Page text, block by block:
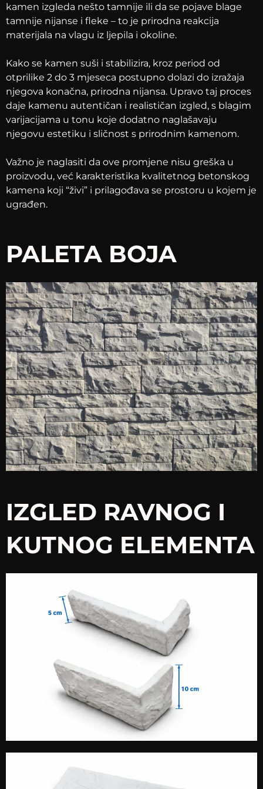
kamen izgleda nešto tamnije ili da se pojave blage
tamnije nijanse i fleke – to je prirodna reakcija
materijala na vlagu iz ljepila i okoline.
Kako se kamen suši i stabilizira, kroz period od
otprilike 2 do 3 mjeseca postupno dolazi do izražaja
njegova konačna, prirodna nijansa. Upravo taj proces
daje kamenu autentičan i realističan izgled, s blagim
varijacijama u tonu koje dodatno naglašavaju
njegovu estetiku i sličnost s prirodnim kamenom.
Važno je naglasiti da ove promjene nisu greška u
proizvodu, već karakteristika kvalitetnog betonskog
kamena koji “živi” i prilagođava se prostoru u kojem je
ugrađen.
PALETA BOJA
IZGLED RAVNOG I
KUTNOG ELEMENTA